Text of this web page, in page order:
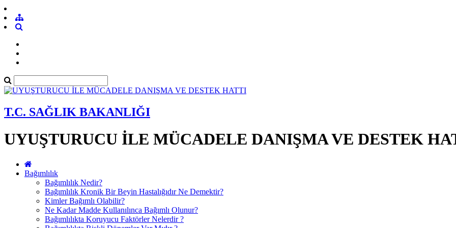
T.C. SAĞLIK BAKANLIĞI
UYUŞTURUCU İLE MÜCADELE DANIŞMA VE DESTEK
Bağımlılık
Bağımlılık Nedir?
Bağımlılık Kronik Bir Beyin Hastalığıdır Ne Demektir?
Kimler Bağımlı Olabilir?
Ne Kadar Madde Kullanılınca Bağımlı Olunur?
Bağımlılıkta Koruyucu Faktörler Nelerdir ?